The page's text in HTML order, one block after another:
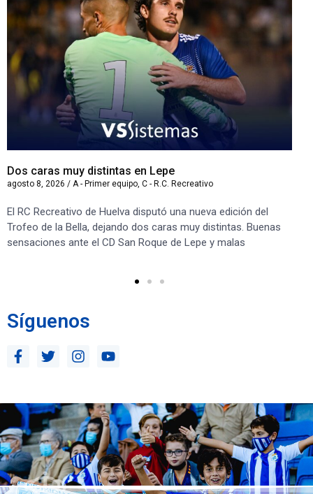
Dos caras muy distintas en Lepe
agosto 8, 2026 / A - Primer equipo, C - R.C. Recreativo
El RC Recreativo de Huelva disputó una nueva edición del
Trofeo de la Bella, dejando dos caras muy distintas. Buenas
sensaciones ante el CD San Roque de Lepe y malas
Síguenos